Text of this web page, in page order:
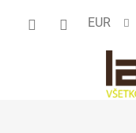
EUR